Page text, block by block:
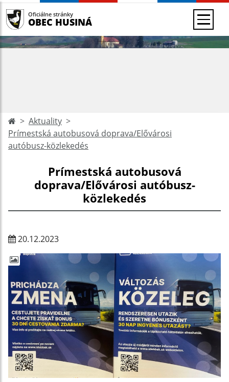
Oficiálne stránky
OBEC HUSINÁ
Aktuality
Prímestská autobusová doprava/Elővárosi
autóbusz-közlekedés
Prímestská autobusová
doprava/Elővárosi autóbusz-
közlekedés
20.12.2023